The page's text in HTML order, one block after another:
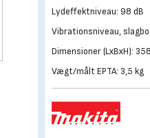
Lydeffektniveau: 98 dB
Vibrationsniveau,
Dimensioner (LxBxH):
Vægt/målt EPTA: 3,5 kg